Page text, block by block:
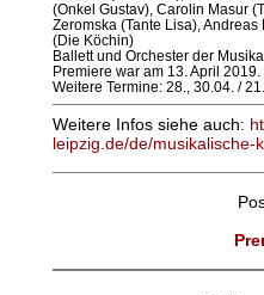
(Onkel Gustav), Carolin Masur
Zeromska (Tante Lisa),
(Die Köchin)
Ballett und Orchester der
Premiere war am 13. April 2019.
Weitere Termine: 28., 30.04. /
Weitere Infos siehe auch:
leipzig.de/de/musikalische-